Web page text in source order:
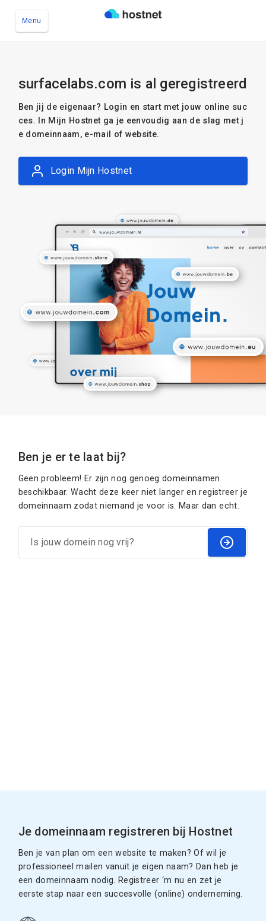
Menu
surfacelabs.com is al geregistreerd
Ben jij de eigenaar? Login en start met jouw online suc
ces. In Mijn Hostnet ga je eenvoudig aan de slag met j
e domeinnaam, e-mail of website.
Login Mijn Hostnet
Ben je er te laat bij?
Geen probleem! Er zijn nog genoeg domeinnamen
beschikbaar. Wacht deze keer niet langer en registreer je
domeinnaam zodat niemand je voor is. Maar dan echt.
Je domeinnaam registreren bij Hostnet
Ben je van plan om een website te maken? Of wil je
professioneel mailen vanuit je eigen naam? Dan heb je
een domeinnaam nodig. Registreer ‘m nu en zet je
eerste stap naar een succesvolle (online) onderneming.